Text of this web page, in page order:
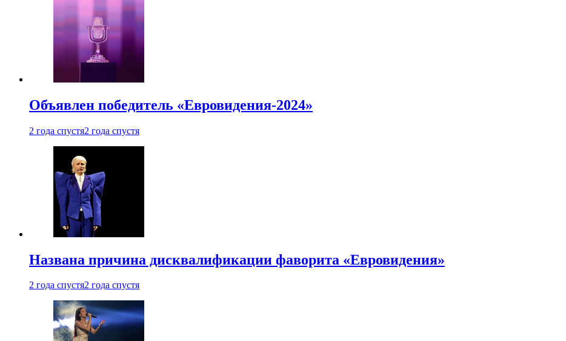
Объявлен победитель «Евровидения-2024»
2 года спустя2 года спустя
Названа причина дисквалификации фаворита «Евровидения»
2 года спустя2 года спустя